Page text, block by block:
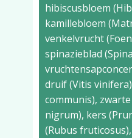
hibiscusbloem
kamillebloem
venkelvrucht
spinazieblad
druif (Vitis
communis),
nigrum), kers
(Rubus